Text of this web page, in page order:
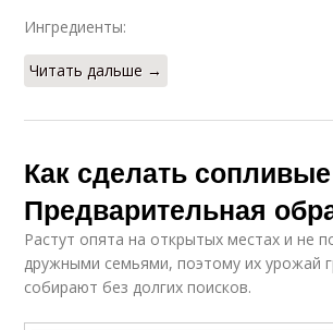
Ингредиенты:
Читать дальше →
Как сделать
Предварительная
Растут опята на открытых местах и не
дружными семьями, поэтому их урожай
собирают без долгих поисков.